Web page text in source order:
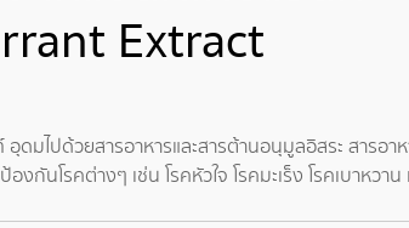
Extract
อุดมไปด้วยสารอาหารและสารต้านอนุมูลอิสระ สารอา
งกันโรคต่างๆ เช่น โรคหัวใจ โรคมะเร็ง โรคเบาหวาน